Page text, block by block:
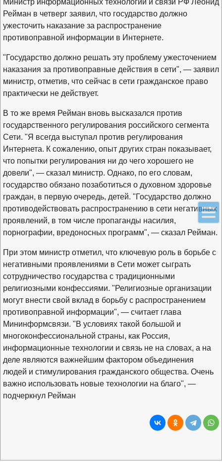
Министр информационных технологий и связи РФ Леонид
Рейман в четверг заявил, что государство должно
ужесточить наказание за распространение
противоправной информации в Интернете.
"Государство должно решать эту проблему ужесточением
наказания за противоправные действия в сети", — заявил
министр, отметив, что сейчас в сети гражданское право
практически не действует.
В то же время Рейман вновь высказался против
государственного регулирования российского сегмента
Сети. "Я всегда выступал против регулирования
Интернета. К сожалению, опыт других стран показывает,
что попытки регулирования ни до чего хорошего не
довели", — сказал министр. Однако, по его словам,
государство обязано позаботиться о духовном здоровье
граждан, в первую очередь, детей. "Государство должно
противодействовать распространению в сети негативных
проявлений, в том числе пропаганды насилия,
порнографии, вредоносных программ", — сказал Рейман.
При этом министр отметил, что ключевую роль в борьбе с
негативными проявлениями в Сети может сыграть
сотрудничество государства с традиционными
религиозными конфессиями. "Религиозные организации
могут внести свой вклад в борьбу с распространением
противоправной информации", — считает глава
Мининформсвязи. "В условиях такой большой и
многоконфессиональной страны, как Россия,
информационные технологии и связь не на словах, а на
деле являются важнейшим фактором объединения
людей и стимулирования гражданского общества. Очень
важно использовать новые технологии на благо", —
подчеркнул Рейман